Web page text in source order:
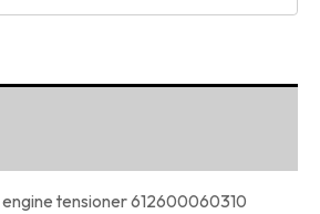
tensioner 612600060310